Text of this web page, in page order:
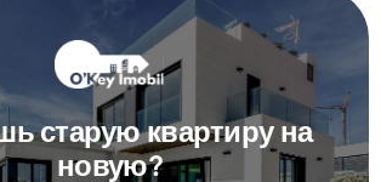
старую квартиру на
новую?